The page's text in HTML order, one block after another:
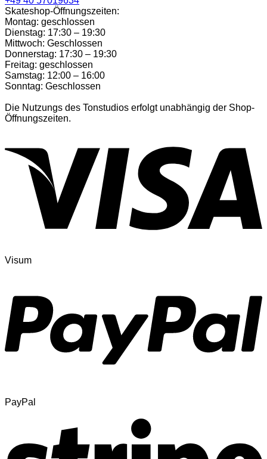
Skateshop-Öffnungszeiten:
Montag: geschlossen
Dienstag: 17:30 – 19:30
Mittwoch: Geschlossen
Donnerstag: 17:30 – 19:30
Freitag: geschlossen
Samstag: 12:00 – 16:00
Sonntag: Geschlossen
Die Nutzungs des Tonstudios erfolgt unabhängig der Shop-
Öffnungszeiten.
Visum
PayPal